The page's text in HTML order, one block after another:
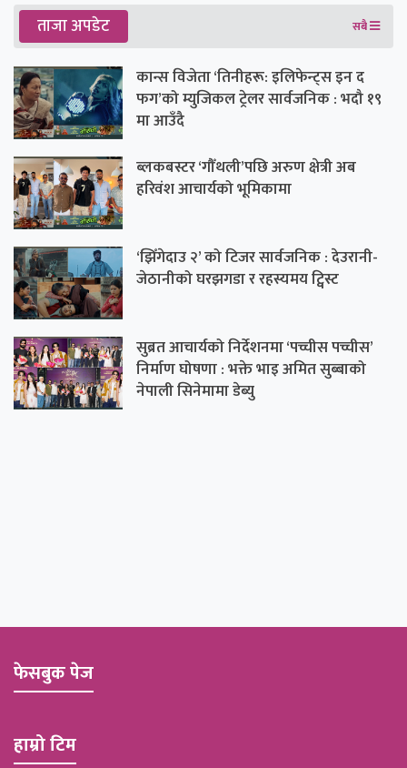
ताजा अपडेट सबै
कान्स विजेता ‘तिनीहरू: इलिफेन्ट्स इन द
फग’को म्युजिकल ट्रेलर सार्वजनिक : भदौ १९
मा आउँदै
ब्लकबस्टर ‘गौँथली’पछि अरुण क्षेत्री अब
हरिवंश आचार्यको भूमिकामा
‘झिँगेदाउ २’ को टिजर सार्वजनिक : देउरानी-
जेठानीको घरझगडा र रहस्यमय ट्विस्ट
सुब्रत आचार्यको निर्देशनमा ‘पच्चीस पच्चीस’
निर्माण घोषणा : भक्ते भाइ अमित सुब्बाको
नेपाली सिनेमामा डेब्यु
फेसबुक पेज
हाम्रो टिम